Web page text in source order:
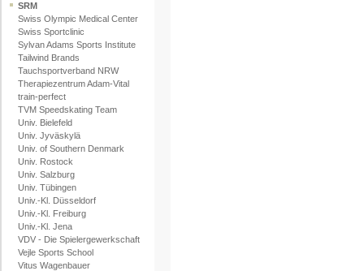
SRM
Swiss Olympic Medical Center
Swiss Sportclinic
Sylvan Adams Sports Institute
Tailwind Brands
Tauchsportverband NRW
Therapiezentrum Adam-Vital
train-perfect
TVM Speedskating Team
Univ. Bielefeld
Univ. Jyväskylä
Univ. of Southern Denmark
Univ. Rostock
Univ. Salzburg
Univ. Tübingen
Univ.-Kl. Düsseldorf
Univ.-Kl. Freiburg
Univ.-Kl. Jena
VDV - Die Spielergewerkschaft
Vejle Sports School
Vitus Wagenbauer